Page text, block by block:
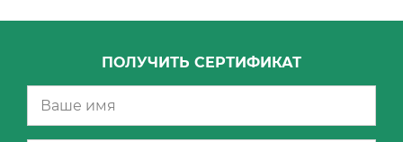
ПОЛУЧИТЬ СЕРТИФИКАТ